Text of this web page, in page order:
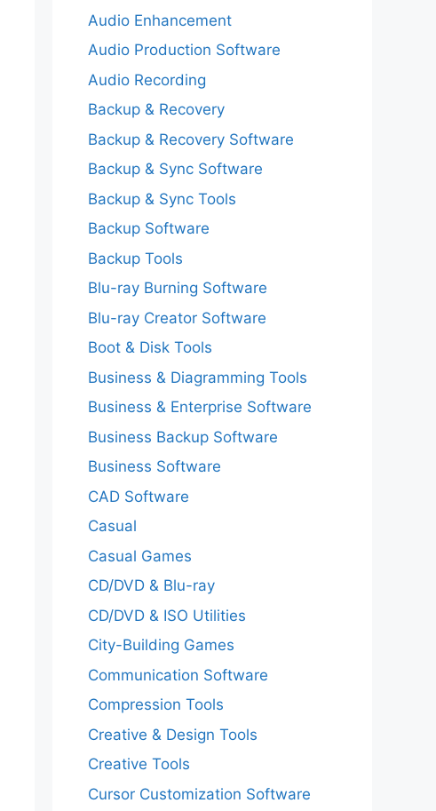
Audio Enhancement
Audio Production Software
Audio Recording
Backup & Recovery
Backup & Recovery Software
Backup & Sync Software
Backup & Sync Tools
Backup Software
Backup Tools
Blu-ray Burning Software
Blu-ray Creator Software
Boot & Disk Tools
Business & Diagramming Tools
Business & Enterprise Software
Business Backup Software
Business Software
CAD Software
Casual
Casual Games
CD/DVD & Blu-ray
CD/DVD & ISO Utilities
City-Building Games
Communication Software
Compression Tools
Creative & Design Tools
Creative Tools
Cursor Customization Software